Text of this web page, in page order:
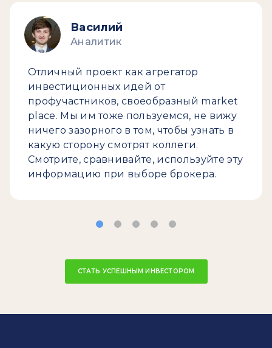
Василий
Аналитик
Отличный проект как агрегатор
инвестиционных идей от
профучастников, своеобразный market
place. Мы им тоже пользуемся, не вижу
ничего зазорного в том, чтобы узнать в
какую сторону смотрят коллеги.
Смотрите, сравнивайте, используйте эту
информацию при выборе брокера.
СТАТЬ УСПЕШНЫМ ИНВЕСТОРОМ